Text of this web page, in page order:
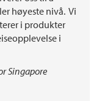
høyeste nivå. Vi
i produkter
i
Singapore